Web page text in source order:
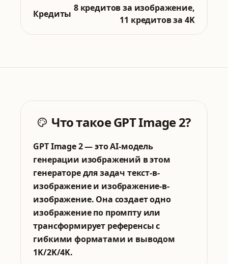
Кредиты
8 кредитов за изображение,
11 кредитов за 4K
Что такое GPT Image 2?
GPT Image 2 — это AI-модель
генерации изображений в этом
генераторе для задач текст-в-
изображение и изображение-в-
изображение. Она создает одно
изображение по промпту или
трансформирует референсы с
гибкими форматами и выводом
1K/2K/4K.